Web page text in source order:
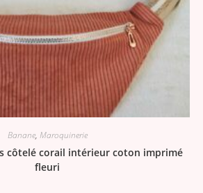
Banane, Maroquinerie
côtelé corail intérieur coton imprimé
fleuri